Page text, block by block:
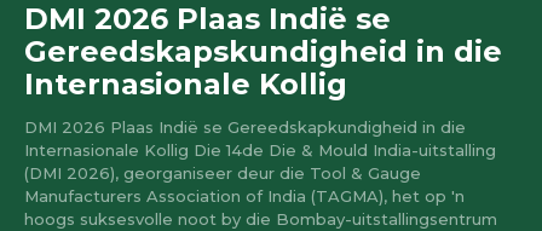
DMI 2026 Plaas Indië se
Gereedskapskundigheid in die
Internasionale Kollig
DMI 2026 Plaas Indië se Gereedskapkundigheid in die
Internasionale Kollig Die 14de Die & Mould India-uitstalling
(DMI 2026), georganiseer deur die Tool & Gauge
Manufacturers Association of India (TAGMA), het op 'n
hoogs suksesvolle noot by die Bombay-uitstallingsentrum